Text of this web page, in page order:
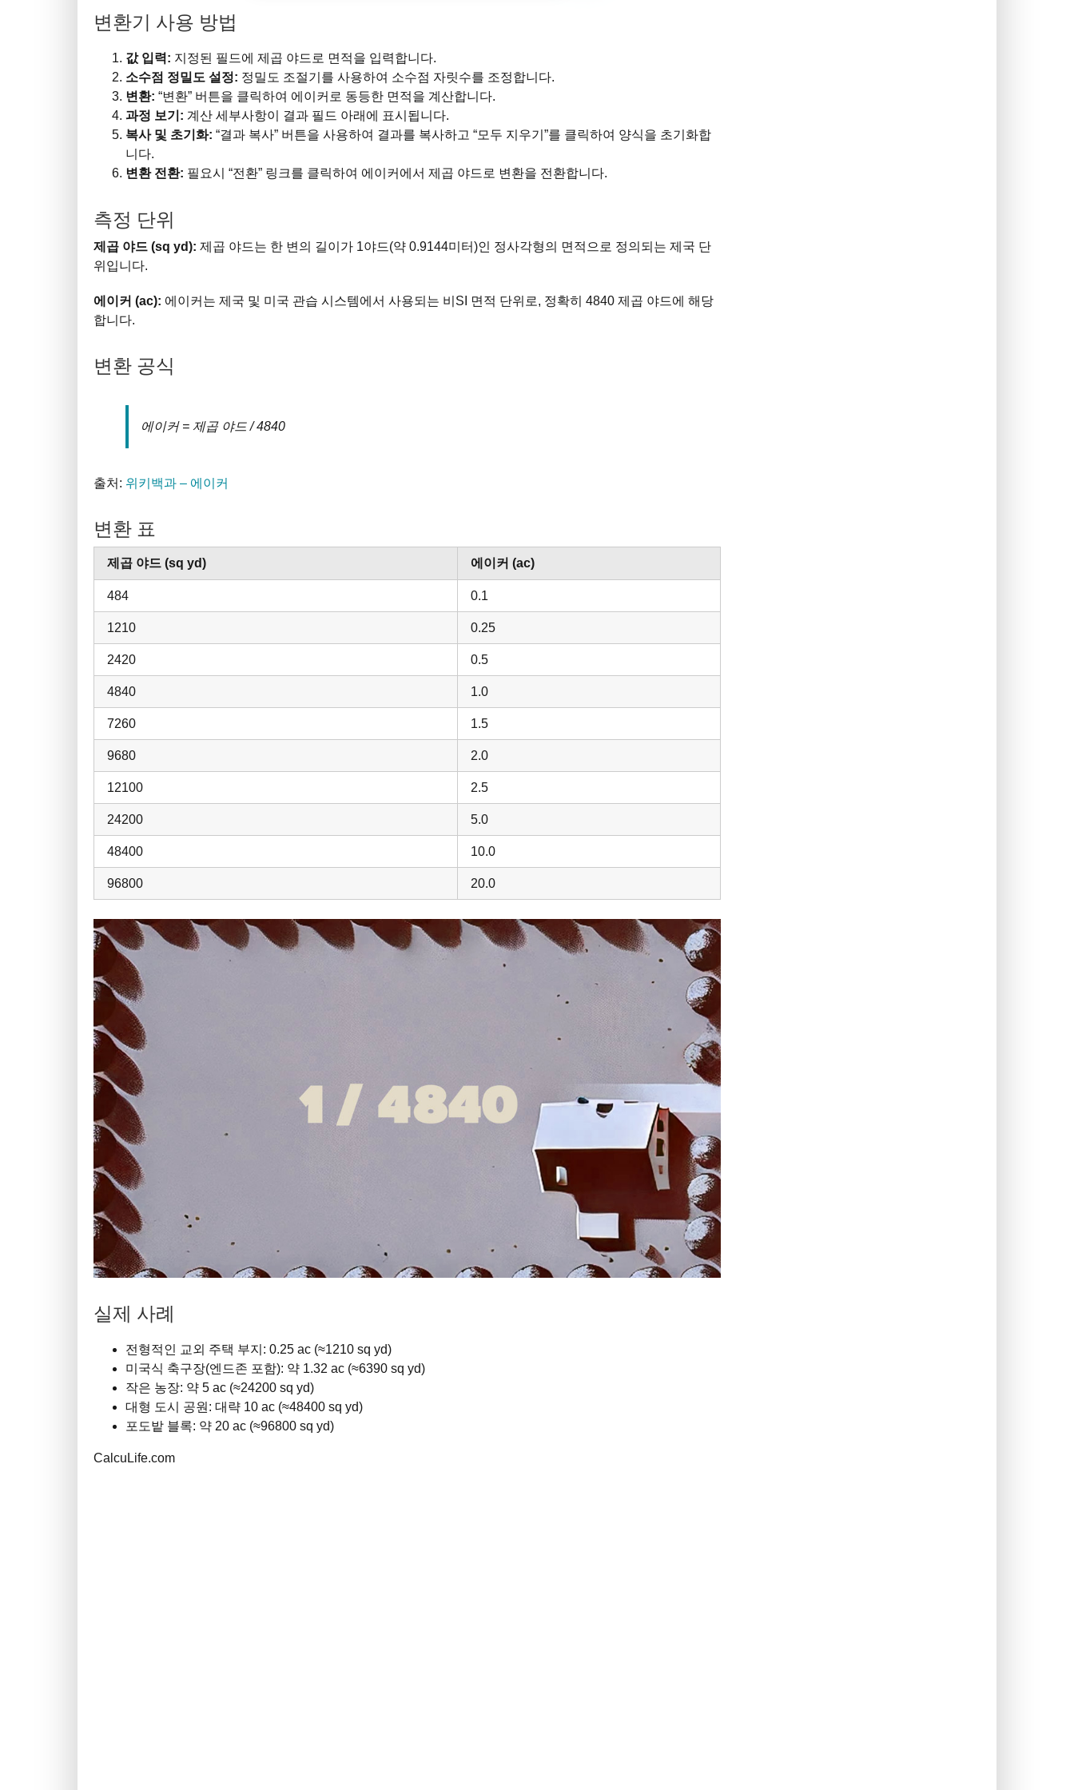
변환기 사용 방법
값 입력: 지정된 필드에 제곱 야드로 면적을 입력합니다.
소수점 정밀도 설정: 정밀도 조절기를 사용하여 소수점 자릿수를 조정합니다.
변환: “변환” 버튼을 클릭하여 에이커로 동등한 면적을 계산합니다.
과정 보기: 계산 세부사항이 결과 필드 아래에 표시됩니다.
복사 및 초기화: “결과 복사” 버튼을 사용하여 결과를 복사하고 “모두 지우기”를 클릭하여 양식을 초기화합
니다.
변환 전환: 필요시 “전환” 링크를 클릭하여 에이커에서 제곱 야드로 변환을 전환합니다.
측정 단위
제곱 야드 (sq yd): 제곱 야드는 한 변의 길이가 1야드(약 0.9144미터)인 정사각형의 면적으로 정의되는 제국 단
위입니다.
에이커 (ac): 에이커는 제국 및 미국 관습 시스템에서 사용되는 비SI 면적 단위로, 정확히 4840 제곱 야드에 해당
합니다.
변환 공식
에이커 = 제곱 야드 / 4840
출처: 위키백과 – 에이커
변환 표
제곱 야드 (sq yd) 에이커 (ac)
484 0.1
1210 0.25
2420 0.5
4840 1.0
7260 1.5
9680 2.0
12100 2.5
24200 5.0
48400 10.0
96800 20.0
실제 사례
전형적인 교외 주택 부지: 0.25 ac (≈1210 sq yd)
미국식 축구장(엔드존 포함): 약 1.32 ac (≈6390 sq yd)
작은 농장: 약 5 ac (≈24200 sq yd)
대형 도시 공원: 대략 10 ac (≈48400 sq yd)
포도밭 블록: 약 20 ac (≈96800 sq yd)
CalcuLife.com